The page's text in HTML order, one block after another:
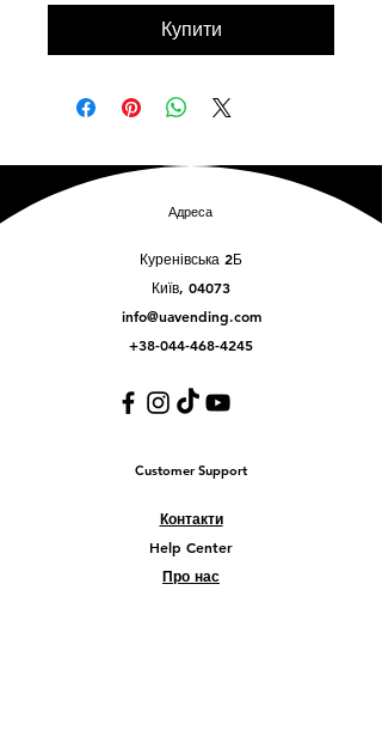
Купити
Адреса
Куренівська 2Б
Київ, 04073
info@uavending.com
+38-044-468-4245
Customer Support
Контакти
Help Center
Про нас